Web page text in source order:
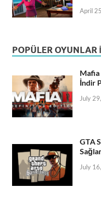
April
POPÜLER OYUNLAR
İndir
July
GTA
July